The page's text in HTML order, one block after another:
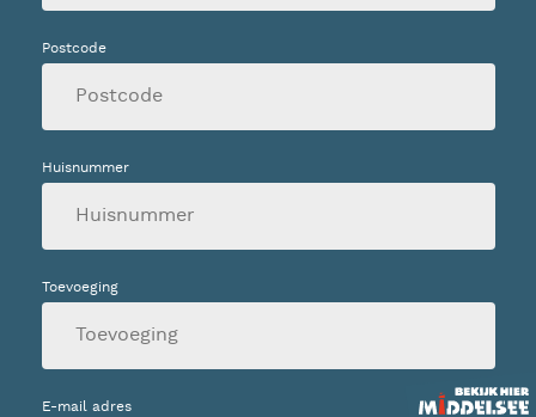
Postcode
Huisnummer
Toevoeging
E-mail adres